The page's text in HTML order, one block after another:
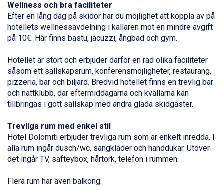
Ponte di Legno från 7.395 kr.
Bad Gastein från 6.295 kr.
Sauze dOulx från 6.145 kr.
Alleghe från 8.545 kr.
La Thuile från 7.045 kr.
Cervinia från 8.245 kr.
Bad Hofgastein från 8.595 kr.
Passo Tonale från 5.895 kr.
Saalbach från 9.445 kr.
Champoluc från 5.945 kr.
Sestriere från 6.945 kr.
Wagrain från 7.095 kr.
Fieberbrunn från 9.645 kr.
Val Thorens från 8.395 kr.
Wellness och bra faciliteter
Efter en lång dag på skidor har du möjlighet att koppla av på
hotellets wellnessavdelning i källaren mot en mindre avgift
på 10€. Här finns bastu, jacuzzi, ångbad och gym.
Hotellet är stort och erbjuder därför en rad olika faciliteter
såsom ett sällskapsrum, konferensmöjligheter, restaurang,
pizzeria, bar och biljard. Bredvid hotellet finns en trevlig bar
och nattklubb, där eftermiddagarna och kvällarna kan
tillbringas i gott sällskap med andra glada skidgäster.
Trevliga rum med enkel stil
Hotel Dolomiti erbjuder trevliga rum som är enkelt inredda. I
alla rum ingår dusch/wc, sängkläder och handdukar. Utöver
det ingår TV, safteybox, hårtork, telefon i rummen.
Flera rum har även balkong.